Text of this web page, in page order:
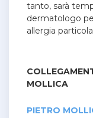
tanto, sarà
dermatologo
allergia
MOLLICA
PIETRO